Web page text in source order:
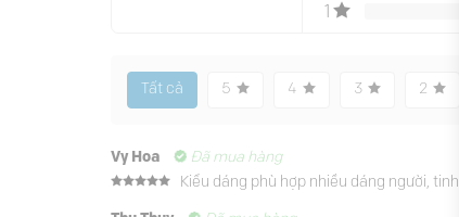
Tất cả 5 4 3 2
Vy Hoa Đã mua hàng
hạng
5
Kiểu dáng phù hợp nhiều dáng người,